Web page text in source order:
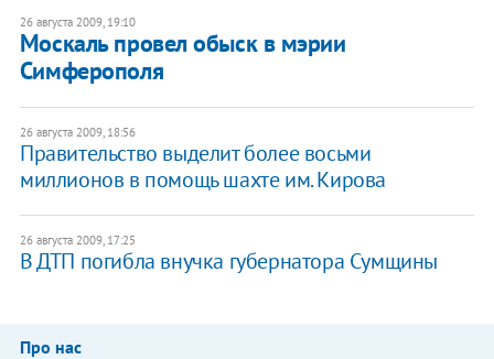
26 августа 2009, 19:10
Москаль провел обыск в мэрии
Симферополя
26 августа 2009, 18:56
Правительство выделит более восьми
миллионов в помощь шахте им. Кирова
26 августа 2009, 17:25
В ДТП погибла внучка губернатора Сумщины
Про нас